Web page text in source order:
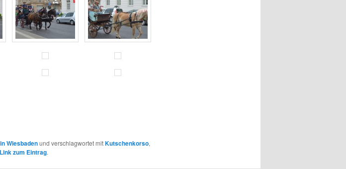
Wiesbadenund verschlagwortet mitKutschenkorso,
zum Eintrag.